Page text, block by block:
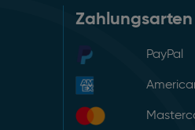
Zahlungsarten
PayPal